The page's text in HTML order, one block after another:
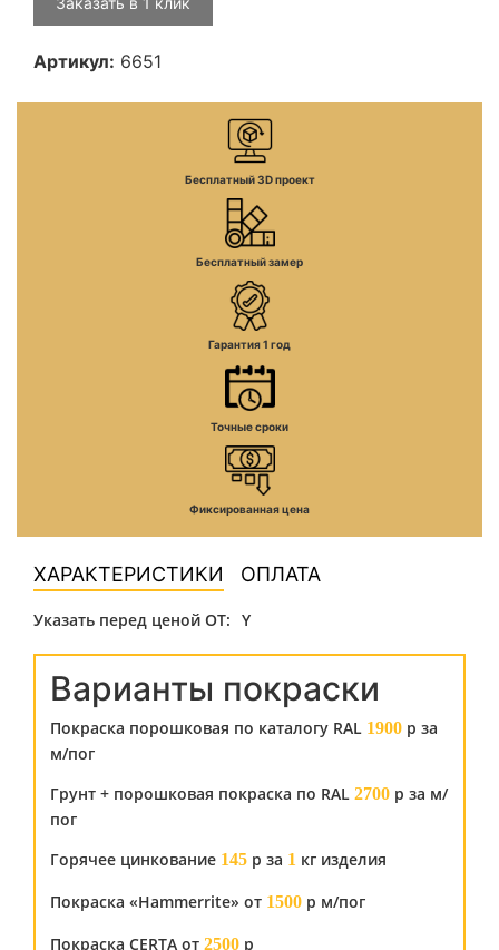
Артикул: 6651
Бесплатный 3D проект
Бесплатный замер
Гарантия 1 год
Точные сроки
Фиксированная цена
ХАРАКТЕРИСТИКИ ОПЛАТА
Указать перед ценой ОТ: Y
Варианты покраски
Покраска порошковая по каталогу RAL 1900 р за
м/пог
Грунт + порошковая покраска по RAL 2700 р за м/
пог
Горячее цинкование 145 р за 1 кг изделия
Покраска «Hammerrite» от 1500 р м/пог
Покраска CERTA от 2500 р